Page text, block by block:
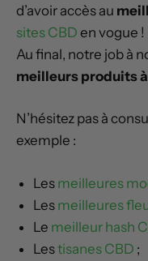
d’avoir accès au
sites CBD en vogue !
Au final, notre job à
meilleurs produits
N’hésitez pas à
exemple :
Les meilleures
Les meilleures
Le meilleur hash
Lestisanes CBD ;